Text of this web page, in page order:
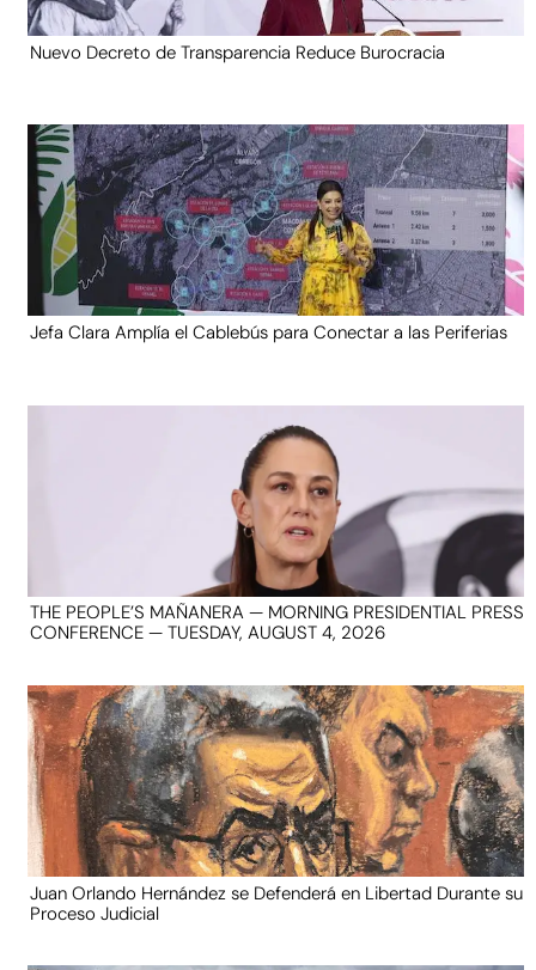
Nuevo Decreto de Transparencia Reduce Burocracia
Jefa Clara Amplía el Cablebús para Conectar a las Periferias
THE PEOPLE’S MAÑANERA — MORNING PRESIDENTIAL PRESS
CONFERENCE — TUESDAY, AUGUST 4, 2026
Juan Orlando Hernández se Defenderá en Libertad Durante su
Proceso Judicial